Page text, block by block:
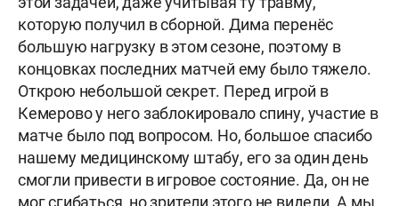
которую получил в сборной. Дима перенёс
большую нагрузку в этом сезоне, поэтому в
концовках последних матчей ему было тяжело.
Открою небольшой секрет. Перед игрой в
Кемерово у него заблокировало спину, участие в
матче было под вопросом. Но, большое спасибо
нашему медицинскому штабу, его за один день
смогли привести в игровое состояние. Да, он не
мог сгибаться, но зрители этого не видели. А мы